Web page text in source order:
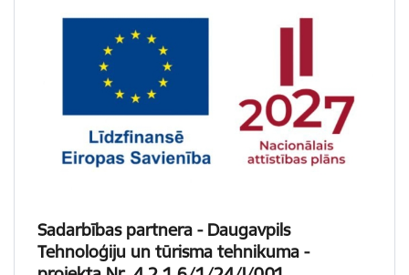
Sadarbības partnera - Daugavpils
Tehnoloģiju un tūrisma tehnikuma -